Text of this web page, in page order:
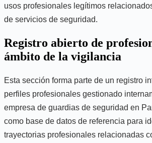
usos profesionales legítimos
de servicios de seguridad.
Registro abierto de
ámbito de la vigilancia
Esta sección forma parte de un registro
perfiles profesionales gestionado
empresa de guardias de seguridad en
como base de datos de referencia para
trayectorias profesionales relacionadas